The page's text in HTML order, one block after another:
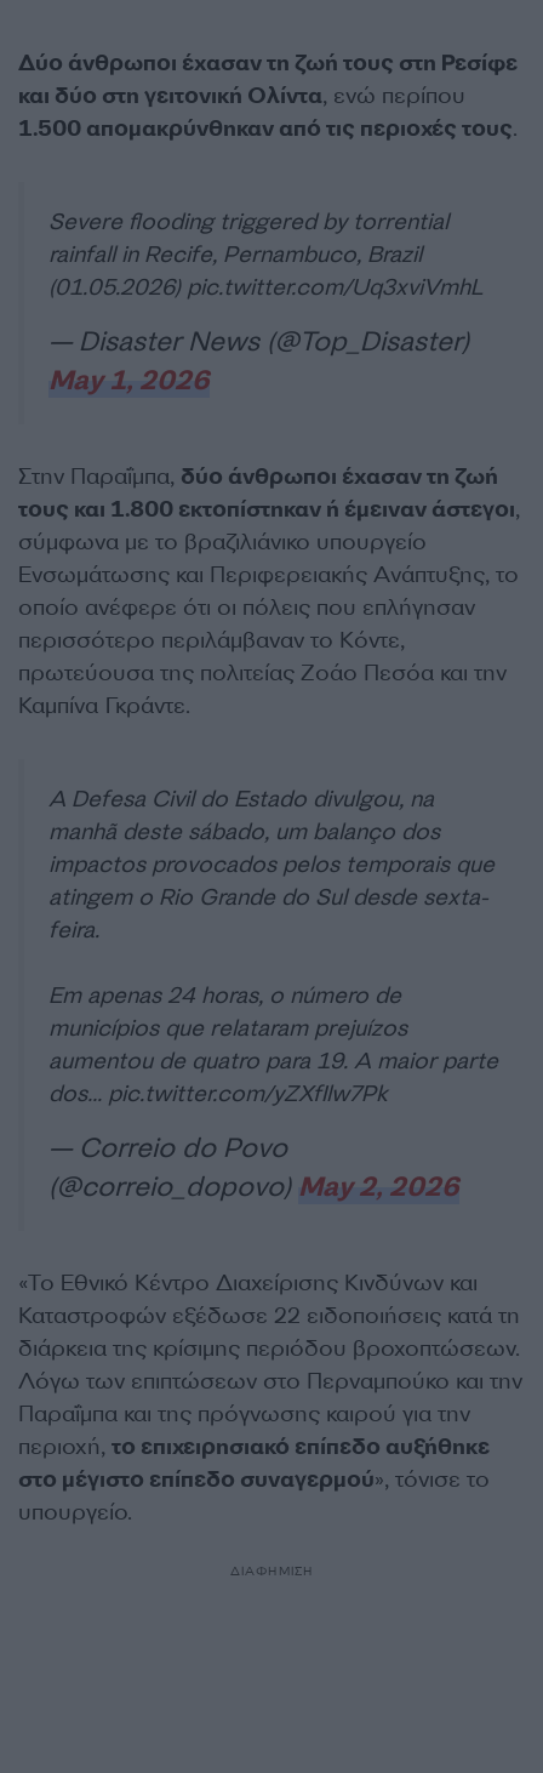
Δύο άνθρωποι έχασαν τη ζωή τους στη Ρεσίφε
και δύο στη γειτονική Ολίντα, ενώ περίπου
1.500 απομακρύνθηκαν από τις περιοχές τους.
Severe flooding triggered by torrential
rainfall in Recife, Pernambuco, Brazil
(01.05.2026) pic.twitter.com/Uq3xviVmhL
— Disaster News (@Top_Disaster)
May 1, 2026
Στην Παραΐμπα, δύο άνθρωποι έχασαν τη ζωή
τους και 1.800 εκτοπίστηκαν ή έμειναν άστεγοι,
σύμφωνα με το βραζιλιάνικο υπουργείο
Ενσωμάτωσης και Περιφερειακής Ανάπτυξης, το
οποίο ανέφερε ότι οι πόλεις που επλήγησαν
περισσότερο περιλάμβαναν το Κόντε,
πρωτεύουσα της πολιτείας Ζοάο Πεσόα και την
Καμπίνα Γκράντε.
A Defesa Civil do Estado divulgou, na
manhã deste sábado, um balanço dos
impactos provocados pelos temporais que
atingem o Rio Grande do Sul desde sexta-
feira.
Em apenas 24 horas, o número de
municípios que relataram prejuízos
aumentou de quatro para 19. A maior parte
dos… pic.twitter.com/yZXfIlw7Pk
— Correio do Povo
(@correio_dopovo) May 2, 2026
«Το Εθνικό Κέντρο Διαχείρισης Κινδύνων και
Καταστροφών εξέδωσε 22 ειδοποιήσεις κατά τη
διάρκεια της κρίσιμης περιόδου βροχοπτώσεων.
Λόγω των επιπτώσεων στο Περναμπούκο και την
Παραΐμπα και της πρόγνωσης καιρού για την
περιοχή, το επιχειρησιακό επίπεδο αυξήθηκε
στο μέγιστο επίπεδο συναγερμού», τόνισε το
υπουργείο.
ΔΙΑΦΗΜΙΣΗ